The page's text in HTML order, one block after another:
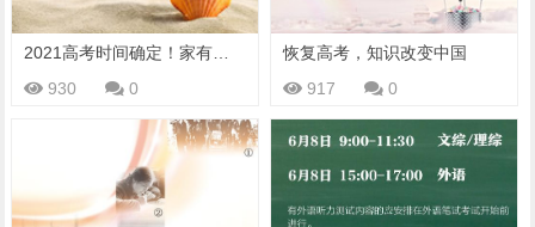
930
0
恢复高考，知识改变中国
917
0